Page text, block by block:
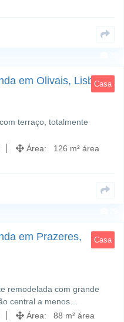
Casa
em Olivais, Lisboa
terraço, totalmente
Área: 126 m² área
Casa
em Prazeres,
remodelada com grande
central a menos…
Área: 88 m² área